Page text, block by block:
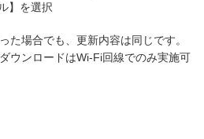
】を選択
た場合でも、更新内容は同じです。
ウンロードはWi-Fi回線でのみ実施可